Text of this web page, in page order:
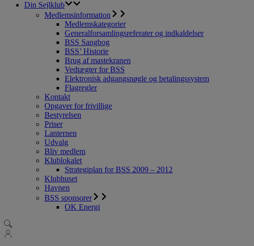
Din Sejlklub
Medlemsinformation
Medlemskategorier
Generalforsamlingsreferater og indkaldelser
BSS Sangbog
BSS’ Historie
Brug af mastekranen
Vedtægter for BSS
Elektronisk adgangsnøgle og betalingssystem
Flagregler
Kontakt
Opgaver for frivillige
Bestyrelsen
Priser
Lanternen
Udvalg
Bliv medlem
Klublokalet
Strategiplan for BSS 2009 – 2012
Klubhuset
Havnen
BSS sponsorer
OK Energi